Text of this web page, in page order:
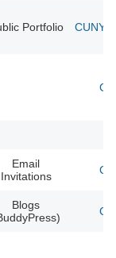
Portfolio CUNY
Email
Invitations
Blogs